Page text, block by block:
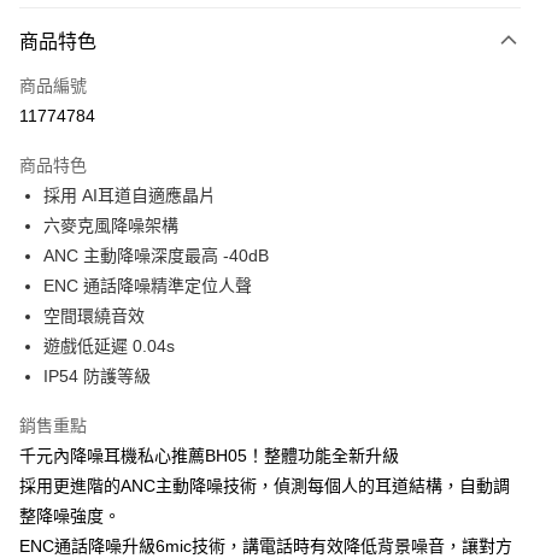
１．於結帳方式選擇「AFTEE先享後付」後，將跳轉至「AFTEE先享後付」
結帳頁面，進行簡訊認證並確認金額後，即可完成結帳。
３．收到繳費通知簡訊後14天內，點擊此簡訊中的連結，可透過四大超商／
ATM／網路銀行／等多元方式進行付款，方視為交易完成。
購買商品的店家。未經商家同意取消之訂單仍視為有效，需透過AFTEE先享
※ 交易是否成功請以「AFTEE先享後付 」之結帳頁面顯示為準，若有關於
是否繳費成功／繳費後需取消欲退款等相關疑問，請聯繫「AFTEE先享後付
客戶支援中心」https://netprotections.freshdesk.com/support/home
【注意事項】
１．透過由恩沛科技股份有限公司提供之「AFTEE先享後付」服務完成之交
權轉讓予恩沛科技股份有限公司。
２．關於個人資料處理事宜，請瀏覽以下網址：
３．未成年的使用者請事先徵得法定代理人或監護人之同意方可使用
任。
４．使用「AFTEE先享後付」時，將依據個別帳號之用戶狀況，依本公司即
時審查核予不同之上限額度；若仍有額度不足之情形，本公司將視審查結果
請求用戶進行身份認證。
５．嚴禁一人註冊多個帳號或使用他人資訊註冊。若發現惡意使用之情形，
付款後全家取貨
每筆NT$60，滿NT$499(含以上)免運費
7-11取貨付款
每筆NT$60，滿NT$499(含以上)免運費
付款後7-11取貨
每筆NT$60，滿NT$499(含以上)免運費
宅配
每筆NT$80，滿NT$699(含以上)免運費
商品特色
商品編號
11774784
商品特色
採用 AI耳道自適應晶片
六麥克風降噪架構
ANC 主動降噪深度最高 -40dB
ENC 通話降噪精準定位人聲
空間環繞音效
遊戲低延遲 0.04s
IP54 防護等級
銷售重點
千元內降噪耳機私心推薦BH05！整體功能全新升級
採用更進階的ANC主動降噪技術，偵測每個人的耳道結構，自動調
整降噪強度。
ENC通話降噪升級6mic技術，講電話時有效降低背景噪音，讓對方